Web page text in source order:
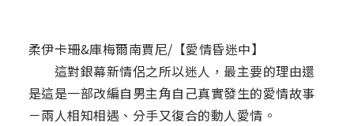
柔伊卡珊&庫梅爾南賈尼/【愛情昏迷中】
這對銀幕新情侶之所以迷人，最主要的理由還
是這是一部改編自男主角自己真實發生的愛情故事
－兩人相知相遇、分手又復合的動人愛情。